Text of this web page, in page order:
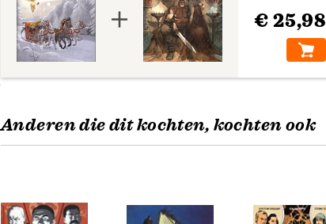
€ 25,98
Anderen die dit kochten, kochten ook